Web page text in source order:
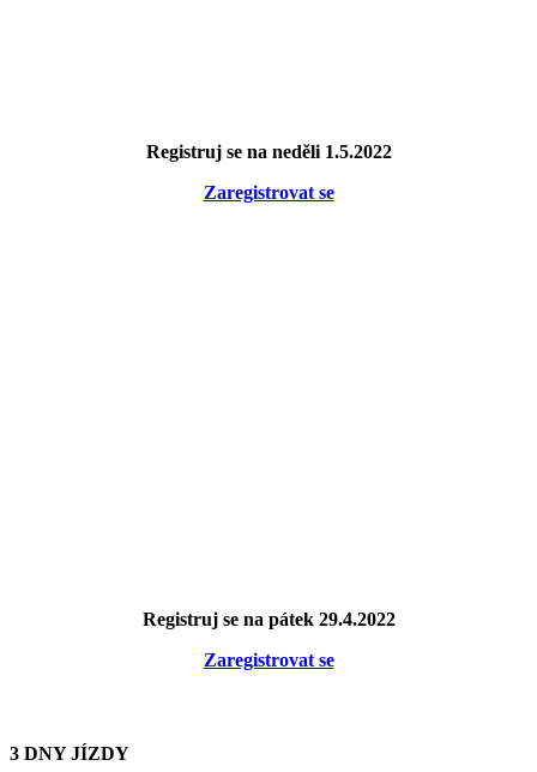
Registruj se na neděli 1.5.2022
Zaregistrovat se
Registruj se na pátek 29.4.2022
Zaregistrovat se
3 DNY JÍZDY